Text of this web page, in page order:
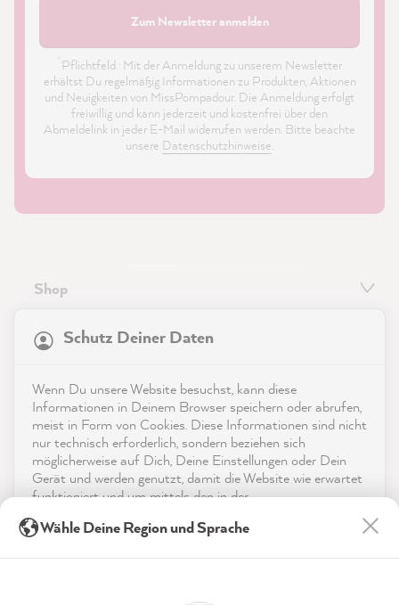
Zum Newsletter anmelden
Pflichtfeld · Mit der Anmeldung zu unserem Newsletter
erhältst Du regelmäßig Informationen zu Produkten, Aktionen
und Neuigkeiten von MissPompadour. Die Anmeldung erfolgt
freiwillig und kann jederzeit und kostenfrei über den
Abmeldelink in jeder E-Mail widerrufen werden. Bitte beachte
unsere Datenschutzhinweise.
Shop
Service
Kontakt
App herunterladen
Auszeichnungen
Schutz Deiner Daten
Wenn Du unsere Website besuchst, kann diese
Informationen in Deinem Browser speichern oder abrufen,
meist in Form von Cookies. Diese Informationen sind nicht
nur technisch erforderlich, sondern beziehen sich
möglicherweise auf Dich, Deine Einstellungen oder Dein
Gerät und werden genutzt, damit die Website wie erwartet
funktioniert und um mittels den in der
der Webseite für deren Optimierung zu analysieren sowie
reviews-io
Verifizierter Kunde
Super schnelle Lieferung
Wähle Deine Region und Sprache